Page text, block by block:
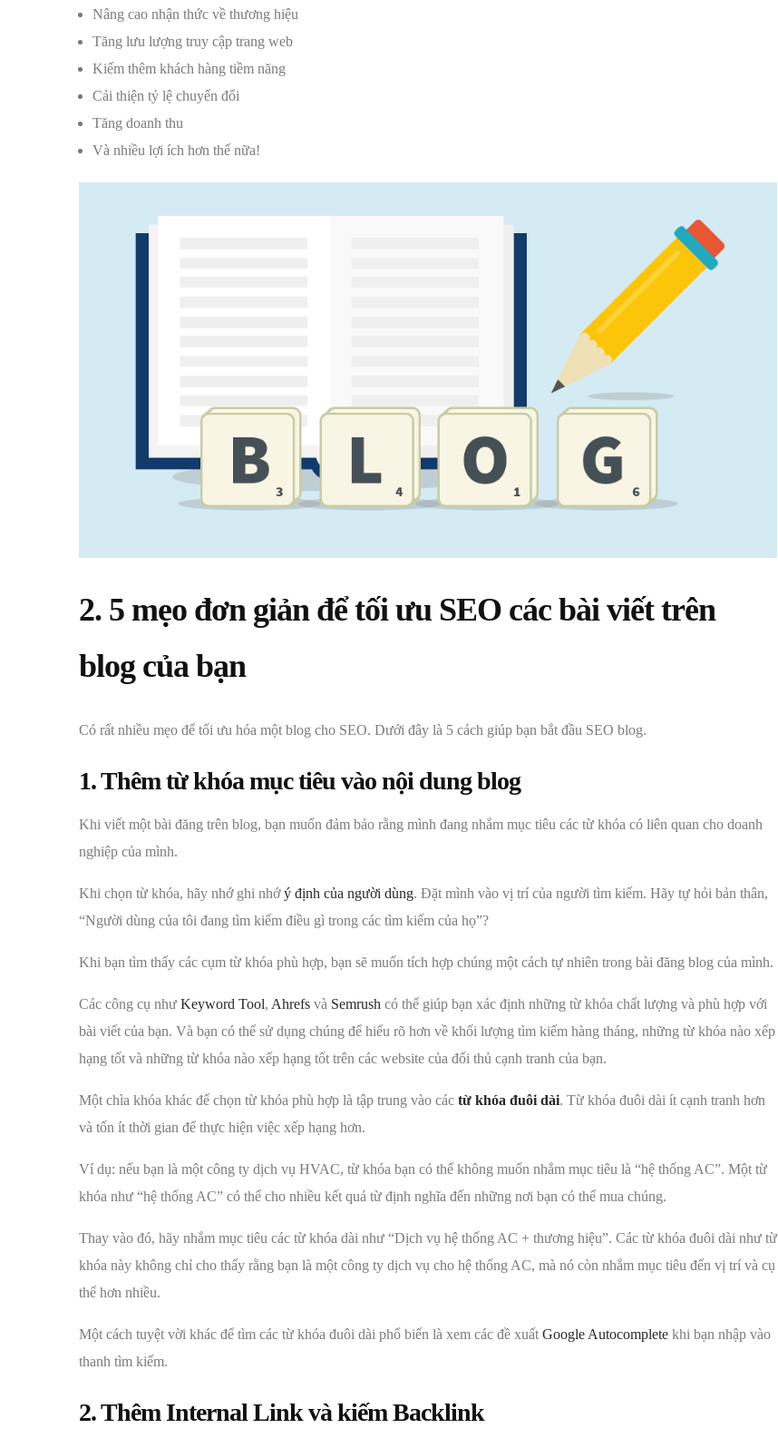
Nâng cao nhận thức về thương hiệu
Tăng lưu lượng truy cập trang web
Kiếm thêm khách hàng tiềm năng
Cải thiện tỷ lệ chuyển đổi
Tăng doanh thu
Và nhiều lợi ích hơn thế nữa!
2. 5 mẹo đơn giản để tối ưu SEO các bài viết trên
blog của bạn
Có rất nhiều mẹo để tối ưu hóa một blog cho SEO. Dưới đây là 5 cách giúp bạn bắt đầu SEO blog.
1. Thêm từ khóa mục tiêu vào nội dung blog
Khi viết một bài đăng trên blog, bạn muốn đảm bảo rằng mình đang nhắm mục tiêu các từ khóa có liên quan cho doanh
nghiệp của mình.
Khi chọn từ khóa, hãy nhớ ghi nhớý định của người dùng. Đặt mình vào vị trí của người tìm kiếm. Hãy tự hỏi bản thân,
“Người dùng của tôi đang tìm kiếm điều gì trong các tìm kiếm của họ”?
Khi bạn tìm thấy các cụm từ khóa phù hợp, bạn sẽ muốn tích hợp chúng một cách tự nhiên trong bài đăng blog của mình.
Các công cụ như Keyword Tool, Ahrefs và Semrush có thể giúp bạn xác định những từ khóa chất lượng và phù hợp với
bài viết của bạn. Và bạn có thể sử dụng chúng để hiểu rõ hơn về khối lượng tìm kiếm hàng tháng, những từ khóa nào xếp
hạng tốt và những từ khóa nào xếp hạng tốt trên các website của đối thủ cạnh tranh của bạn.
Một chìa khóa khác để chọn từ khóa phù hợp là tập trung vào các từ khóa đuôi dài. Từ khóa đuôi dài ít cạnh tranh hơn
và tốn ít thời gian để thực hiện việc xếp hạng hơn.
Ví dụ: nếu bạn là một công ty dịch vụ HVAC, từ khóa bạn có thể không muốn nhắm mục tiêu là “hệ thống AC”. Một từ
khóa như “hệ thống AC” có thể cho nhiều kết quả từ định nghĩa đến những nơi bạn có thể mua chúng.
Thay vào đó, hãy nhắm mục tiêu các từ khóa dài như “Dịch vụ hệ thống AC + thương hiệu”. Các từ khóa đuôi dài như từ
khóa này không chỉ cho thấy rằng bạn là một công ty dịch vụ cho hệ thống AC, mà nó còn nhắm mục tiêu đến vị trí và cụ
thể hơn nhiều.
Một cách tuyệt vời khác để tìm các từ khóa đuôi dài phổ biến là xem các đề xuất Google Autocomplete khi bạn nhập vào
thanh tìm kiếm.
2. Thêm Internal Link và kiếm Backlink